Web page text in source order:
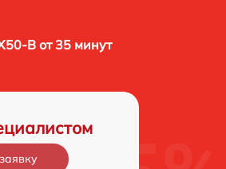
B от 35 минут